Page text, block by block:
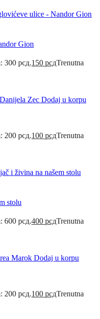
Gion
300 рсд.150 рсдTrenutna
Dodaj u korpu
200 рсд.100 рсдTrenutna
stolu
600 рсд.400 рсдTrenutna
Dodaj u korpu
200 рсд.100 рсдTrenutna